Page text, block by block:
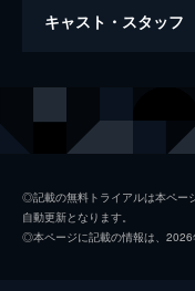
セッション
キャスト・スタッフ
◎記載の無料トライアルは本ペー
自動更新となります。
◎本ページに記載の情報は、2026